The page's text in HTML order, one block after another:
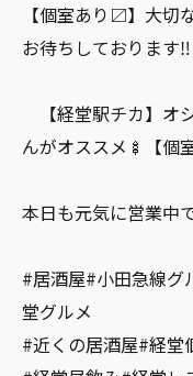
【個室あり〼】大
お待ちしております‼️
【経堂駅チカ】オ
んがオススメ🍢【個
本日も元気に営業中
#居酒屋#小田急線グ
堂グルメ
#近くの居酒屋#経堂